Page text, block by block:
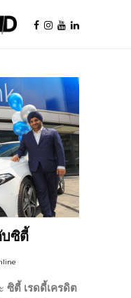
บซิตี้
ซิตี้ เรดดี้เครดิต